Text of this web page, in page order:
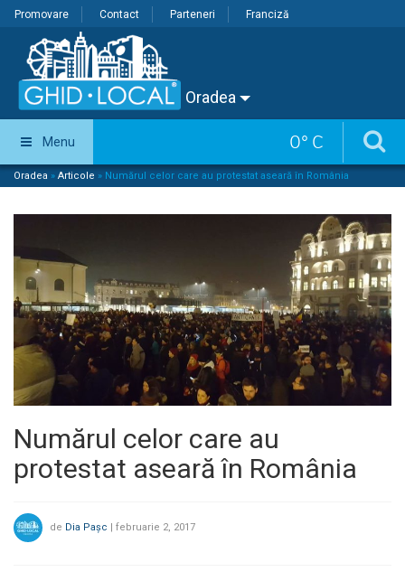
Promovare Contact Parteneri Franciză
Oradea
0° C
Menu
Oradea » Articole » Numărul celor care au protestat aseară în România
Numărul celor care au
protestat aseară în România
de Dia Pașc | februarie 2, 2017